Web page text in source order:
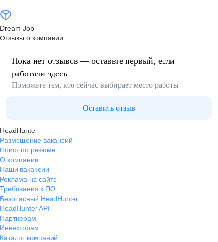
Dream Job
Отзывы о компании
Пока нет отзывов — оставьте первый, если
работали здесь
Поможете тем, кто сейчас выбирает место работы
Оставить отзыв
HeadHunter
Размещение вакансий
Поиск по резюме
О компании
Наши вакансии
Реклама на сайте
Требования к ПО
Безопасный HeadHunter
HeadHunter API
Партнерам
Инвесторам
Каталог компаний